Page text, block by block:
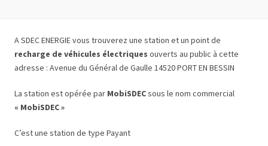
A SDEC ENERGIE vous trouverez une station et un point de
recharge de véhicules électriques ouverts au public à cette
adresse : Avenue du Général de Gaulle 14520 PORT EN BESSIN
La station est opérée par MobiSDECsous le nom commercial
« MobiSDEC »
C’est une station de type Payant